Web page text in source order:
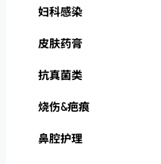
妇科感染
皮肤药膏
抗真菌类
烧伤&疤痕
鼻腔护理